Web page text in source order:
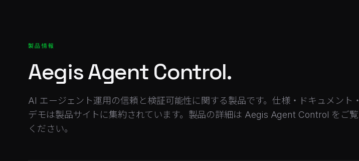
製品情報
Aegis Agent Control.
AI エージェント運用の信頼と検証可能性に関する製品です。仕様・ドキュメント・
デモは製品サイトに集約されています。製品の詳細は Aegis Agent Control をご覧
ください。